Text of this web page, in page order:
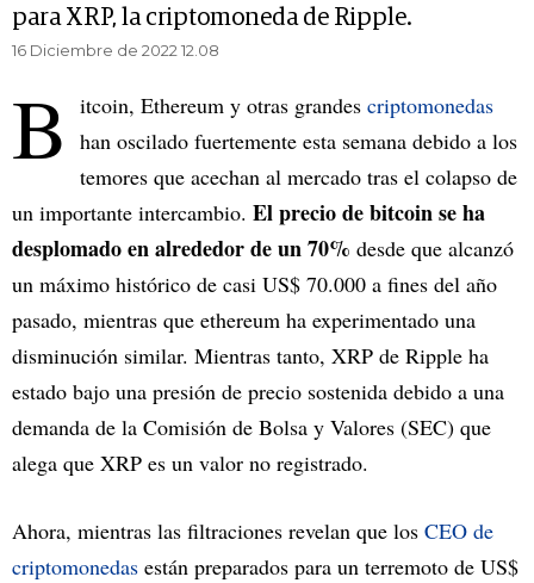
para XRP, la criptomoneda de Ripple.
16 Diciembre de 2022 12.08
B itcoin, Ethereum y otras grandes criptomonedas
han oscilado fuertemente esta semana debido a los
temores que acechan al mercado tras el colapso de
un importante intercambio. El precio de bitcoin se ha
desplomado en alrededor de un 70% desde que alcanzó
un máximo histórico de casi US$ 70.000 a fines del año
pasado, mientras que ethereum ha experimentado una
disminución similar. Mientras tanto, XRP de Ripple ha
estado bajo una presión de precio sostenida debido a una
demanda de la Comisión de Bolsa y Valores (SEC) que
alega que XRP es un valor no registrado.
Ahora, mientras las filtraciones revelan que los CEO de
criptomonedas están preparados para un terremoto de US$